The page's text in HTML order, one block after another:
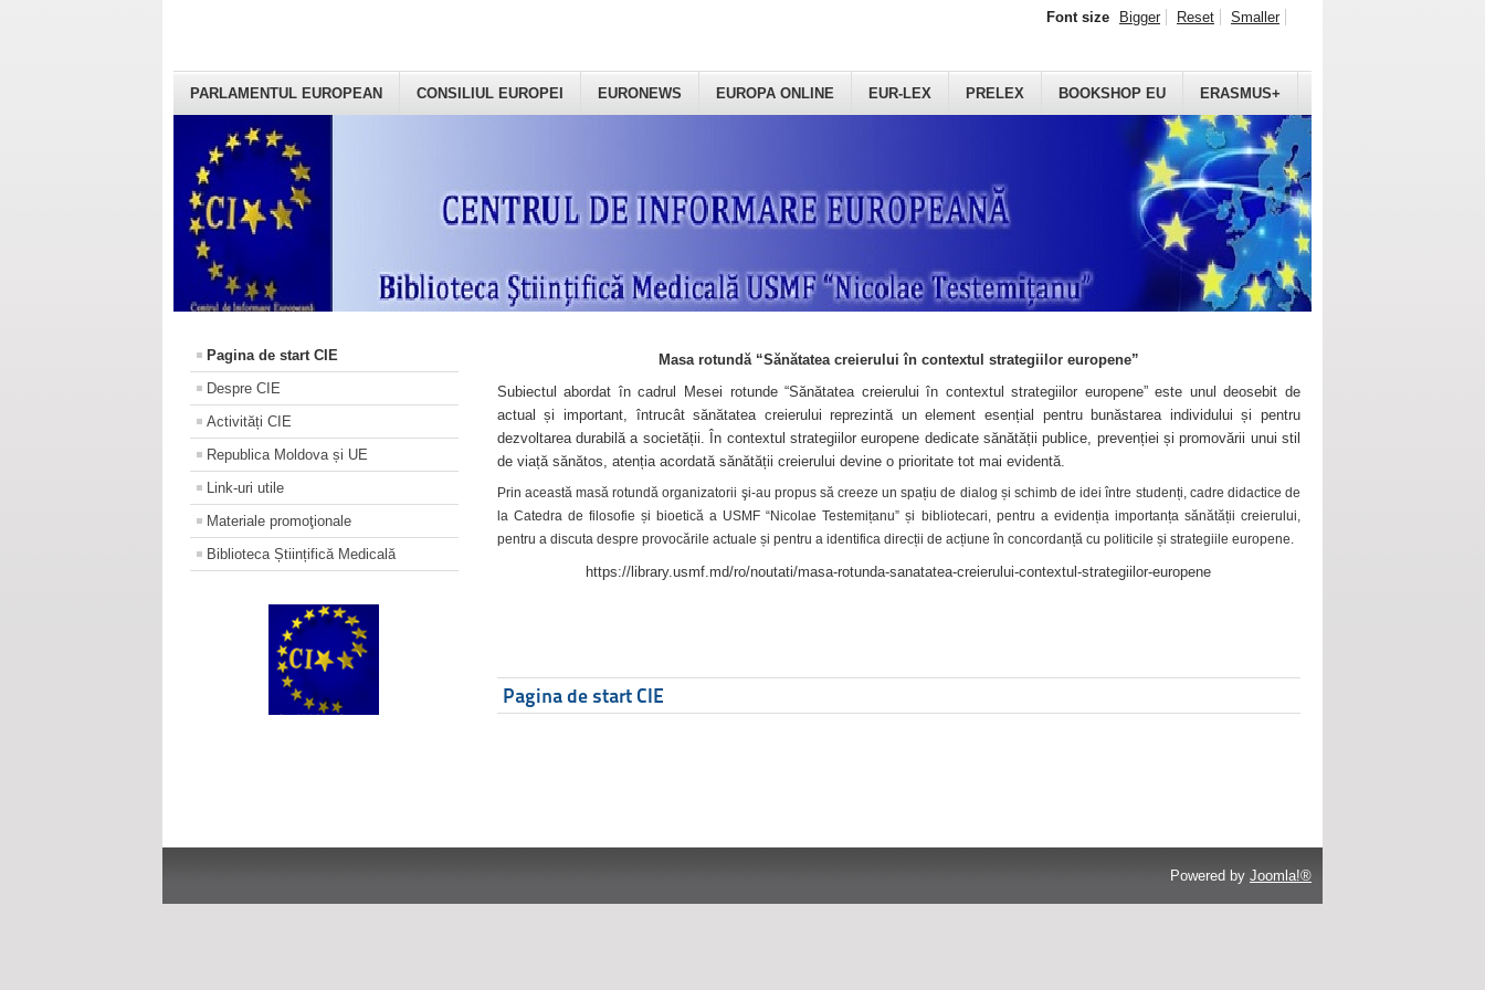
PARLAMENTUL EUROPEAN CONSILIUL EUROPEI EURONEWS EUROPA ONLINE EUR-LEX PRELEX BOOKSHOP EU ERASMUS+
Font size Bigger Reset Smaller
Pagina de start CIE
Despre CIE
Activități CIE
Republica Moldova și UE
Link-uri utile
Materiale promoţionale
Biblioteca Științifică Medicală
Masa rotundă “Sănătatea creierului în contextul strategiilor europene”
Subiectul abordat în cadrul Mesei rotunde “Sănătatea creierului în contextul strategiilor europene” este unul deosebit de
actual și important, întrucât sănătatea creierului reprezintă un element esențial pentru bunăstarea individului și pentru
dezvoltarea durabilă a societății. În contextul strategiilor europene dedicate sănătății publice, prevenției și promovării unui stil
de viață sănătos, atenția acordată sănătății creierului devine o prioritate tot mai evidentă.
Prin această masă rotundă organizatorii şi-au propus să creeze un spațiu de dialog și schimb de idei între studenți, cadre didactice de
la Catedra de filosofie și bioetică a USMF “Nicolae Testemițanu” și bibliotecari, pentru a evidenția importanța sănătății creierului,
pentru a discuta despre provocările actuale și pentru a identifica direcții de acțiune în concordanță cu politicile și strategiile europene.
https://library.usmf.md/ro/noutati/masa-rotunda-sanatatea-creierului-contextul-strategiilor-europene
Pagina de start CIE
Powered by Joomla!®